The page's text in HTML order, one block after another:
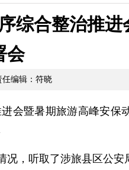
综合整治推
会
任编辑：符晓
会暨暑期旅游高峰安保
，听取了涉旅县区公